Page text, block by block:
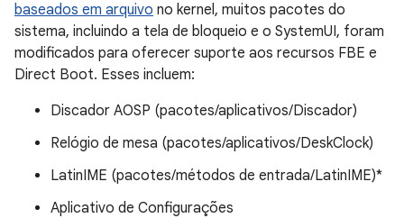
baseados em arquivo no kernel, muitos pacotes do
sistema, incluindo a tela de bloqueio e o SystemUI, foram
modificados para oferecer suporte aos recursos FBE e
Direct Boot. Esses incluem:
Discador AOSP (pacotes/aplicativos/Discador)
Relógio de mesa (pacotes/aplicativos/DeskClock)
LatinIME (pacotes/métodos de entrada/LatinIME)*
Aplicativo de Configurações